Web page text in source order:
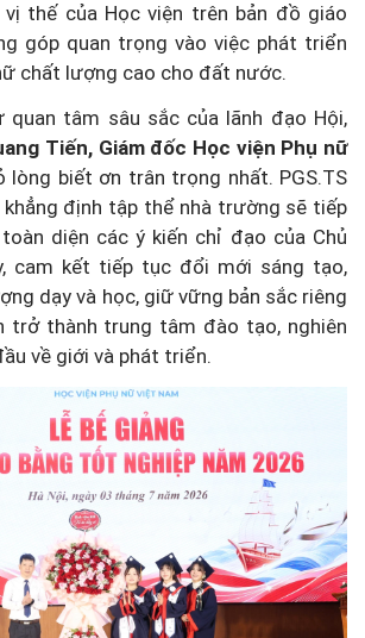
thế của Học viện trên bản đồ giáo
góp quan trọng vào việc phát triển
chất lượng cao cho đất nước.
tâm sâu sắc của lãnh đạo Hội,
Tiến, Giám đốc Học viện Phụ nữ
biết ơn trân trọng nhất. PGS.TS
khẳng định tập thể nhà trường sẽ tiếp
diện các ý kiến chỉ đạo của Chủ
cam kết tiếp tục đổi mới sáng tạo,
dạy và học, giữ vững bản sắc riêng
trở thành trung tâm đào tạo, nghiên
về giới và phát triển.